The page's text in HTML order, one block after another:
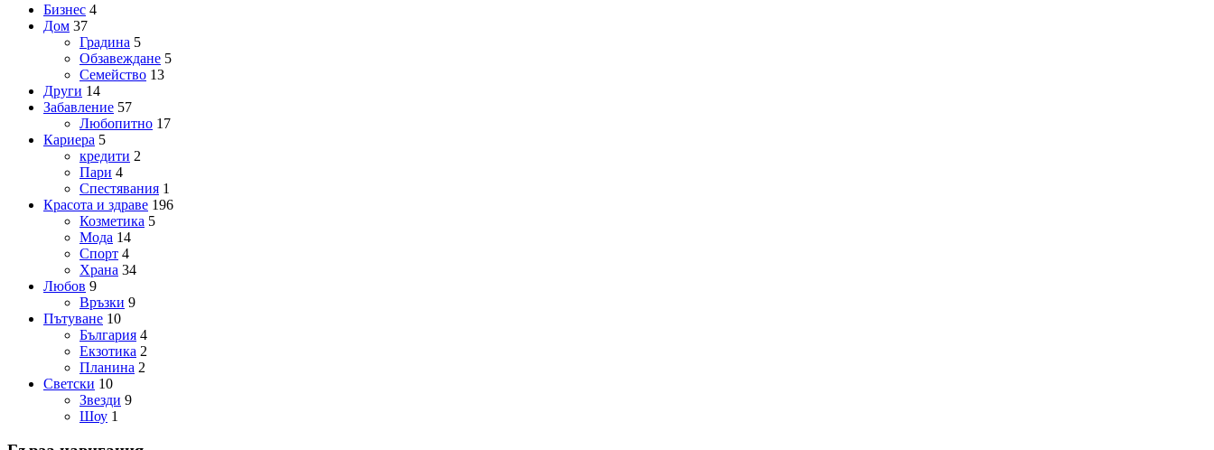
Бизнес 4
Дом 37
Градина 5
Обзавеждане 5
Семейство 13
Други 14
Забавление 57
Любопитно 17
Кариера 5
кредити 2
Пари 4
Спестявания 1
Красота и здраве 196
Козметика 5
Мода 14
Спорт 4
Храна 34
Любов 9
Връзки 9
Пътуване 10
България 4
Екзотика 2
Планина 2
Светски 10
Звезди 9
Шоу 1